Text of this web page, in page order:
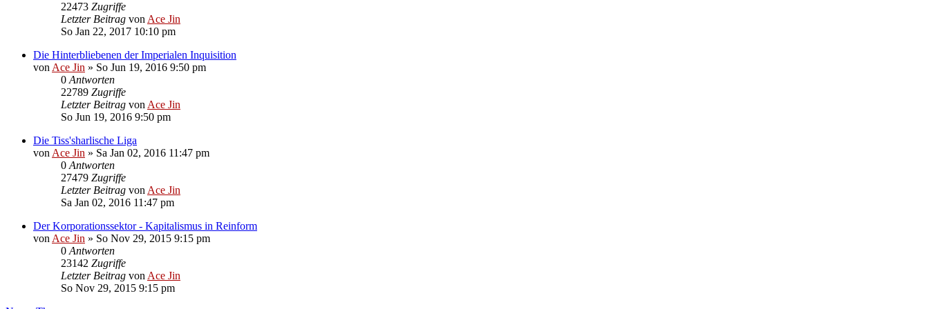
22473 Zugriffe
Letzter Beitrag von Ace Jin
So Jan 22, 2017 10:10 pm
Die Hinterbliebenen der Imperialen Inquisition
von Ace Jin » So Jun 19, 2016 9:50 pm
0 Antworten
22789 Zugriffe
Letzter Beitrag von Ace Jin
So Jun 19, 2016 9:50 pm
Die Tiss'sharlische Liga
von Ace Jin » Sa Jan 02, 2016 11:47 pm
0 Antworten
27479 Zugriffe
Letzter Beitrag von Ace Jin
Sa Jan 02, 2016 11:47 pm
Der Korporationssektor - Kapitalismus in Reinform
von Ace Jin » So Nov 29, 2015 9:15 pm
0 Antworten
23142 Zugriffe
Letzter Beitrag von Ace Jin
So Nov 29, 2015 9:15 pm